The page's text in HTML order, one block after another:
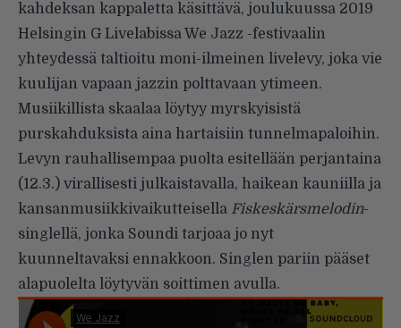
kahdeksan kappaletta käsittävä, joulukuussa 2019
Helsingin G Livelabissa We Jazz -festivaalin
yhteydessä taltioitu moni-ilmeinen livelevy, joka vie
kuulijan vapaan jazzin polttavaan ytimeen.
Musiikillista skaalaa löytyy myrskyisistä
purskahduksista aina hartaisiin tunnelmapaloihin.
Levyn rauhallisempaa puolta esitellään perjantaina
(12.3.) virallisesti julkaistavalla, haikean kauniilla ja
kansanmusiikkivaikutteisella Fiskeskärsmelodin-
singlellä, jonka Soundi tarjoaa jo nyt
kuunneltavaksi ennakkoon. Singlen pariin pääset
alapuolelta löytyvän soittimen avulla.